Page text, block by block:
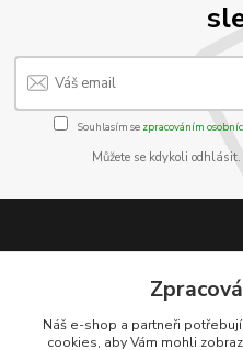
Souhlasím se zpracováním
Můžete se kdykoli
Jak nakupovat
Náš e-shop a partneři potřebují
cookies, aby Vám mohli